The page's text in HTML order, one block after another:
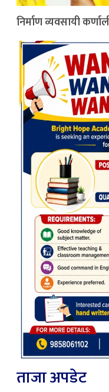
निर्माण व्यवसायी
ताजा अपडेट